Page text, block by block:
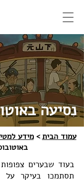
נסיעה
עמוד הבית>מידע
בעוד שבערים
תסתמכו בעיקר על